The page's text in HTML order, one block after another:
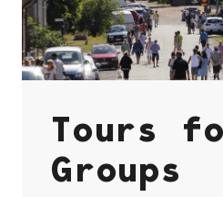
Tours
Groups